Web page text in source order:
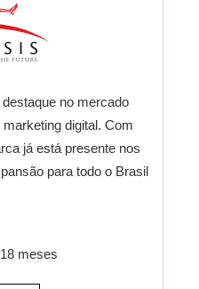
no mercado
digital. Com
já está presente nos
para todo o Brasil
meses